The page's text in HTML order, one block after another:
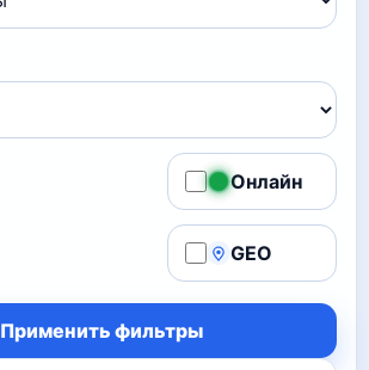
Онлайн
GEO
Применить фильтры